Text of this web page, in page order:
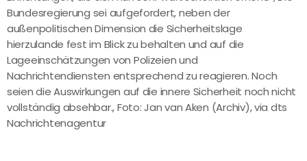
Bundesregierung sei aufgefordert, neben der
außenpolitischen Dimension die Sicherheitslage
hierzulande fest im Blick zu behalten und auf die
Lageeinschätzungen von Polizeien und
Nachrichtendiensten entsprechend zu reagieren. Noch
seien die Auswirkungen auf die innere Sicherheit noch nicht
vollständig absehbar., Foto: Jan van Aken (Archiv), via dts
Nachrichtenagentur